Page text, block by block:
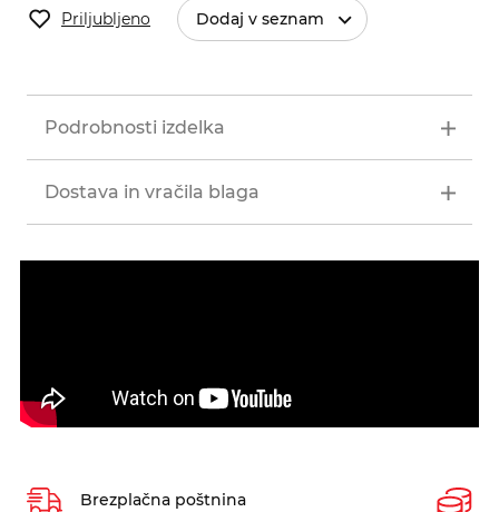
Priljubljeno Dodaj v seznam
Podrobnosti izdelka
Dostava in vračila blaga
Brezplačna poštnina